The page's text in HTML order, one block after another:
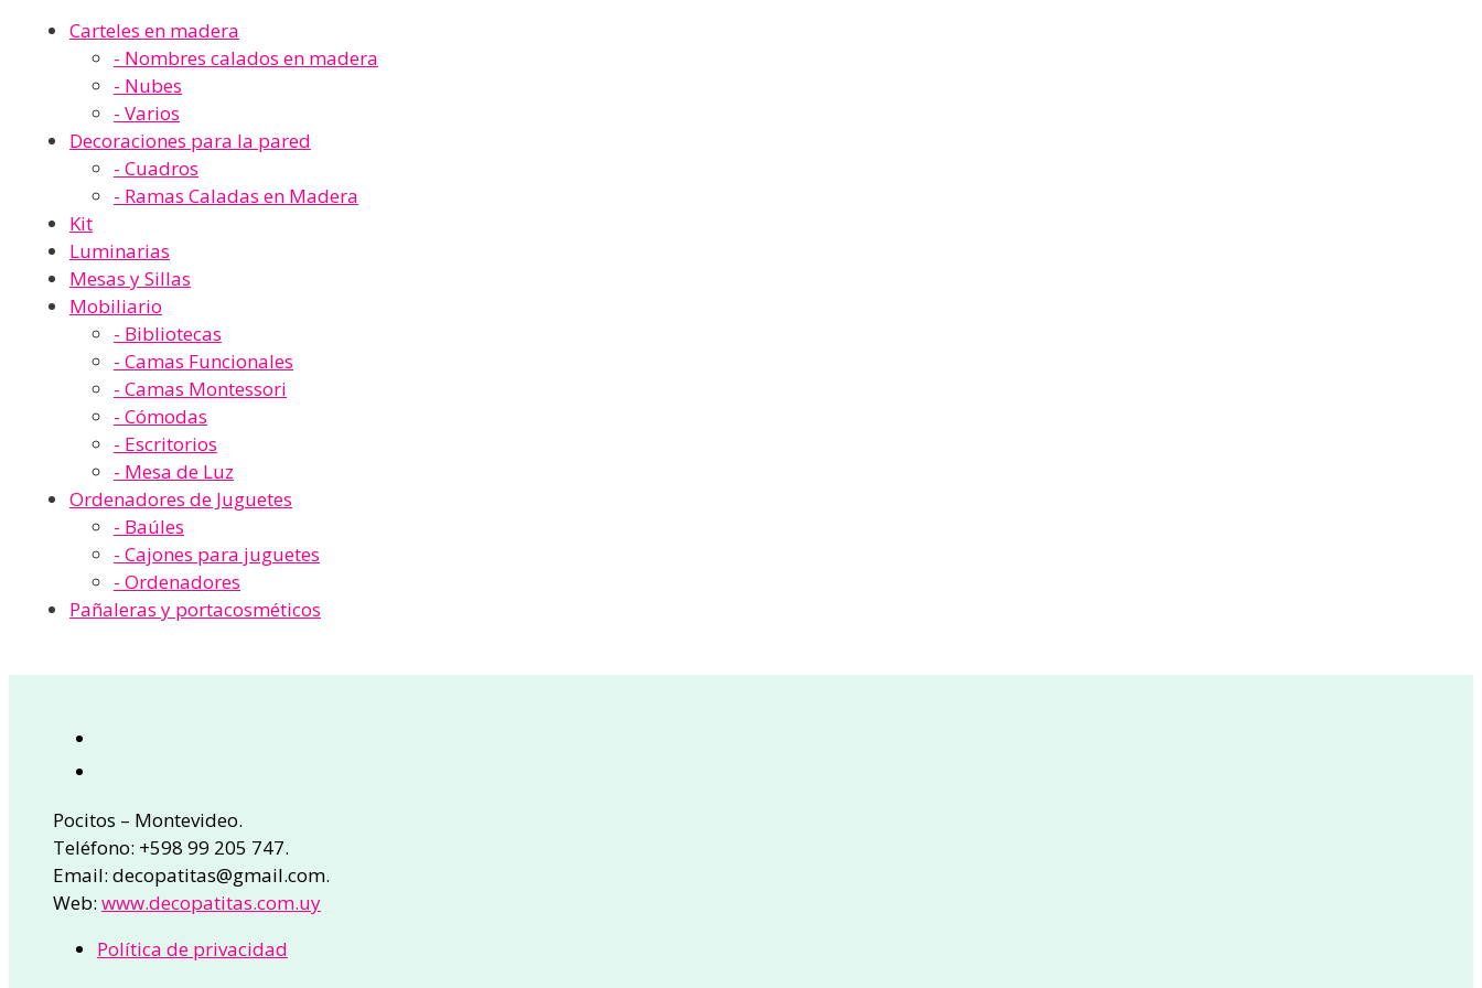
Carteles en madera
- Nombres calados en madera
- Nubes
- Varios
Decoraciones para la pared
- Cuadros
- Ramas Caladas en Madera
Kit
Luminarias
Mesas y Sillas
Mobiliario
- Bibliotecas
- Camas Funcionales
- Camas Montessori
- Cómodas
- Escritorios
- Mesa de Luz
Ordenadores de Juguetes
- Baúles
- Cajones para juguetes
- Ordenadores
Pañaleras y portacosméticos
Pocitos – Montevideo.
Teléfono: +598 99 205 747.
Email: decopatitas@gmail.com.
Web: www.decopatitas.com.uy
Política de privacidad